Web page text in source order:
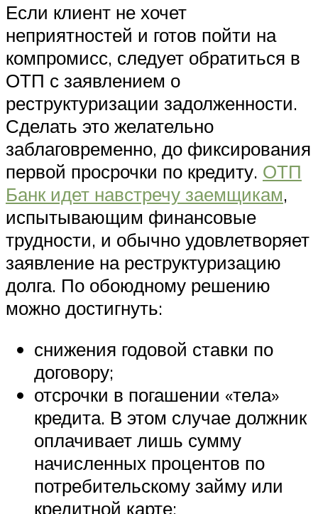
Если клиент не хочет
неприятностей и готов пойти на
компромисс, следует обратиться в
ОТП с заявлением о
реструктуризации задолженности.
Сделать это желательно
заблаговременно, до фиксирования
первой просрочки по кредиту. ОТП
Банк идет навстречу заемщикам,
испытывающим финансовые
трудности, и обычно удовлетворяет
заявление на реструктуризацию
долга. По обоюдному решению
можно достигнуть:
снижения годовой ставки по
договору;
отсрочки в погашении «тела»
кредита. В этом случае должник
оплачивает лишь сумму
начисленных процентов по
потребительскому займу или
кредитной карте;